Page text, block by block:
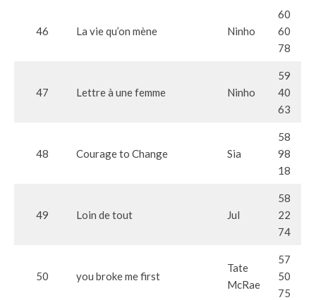
46 La vie qu’on mène Ninho
60
60
78
47 Lettre à une femme Ninho
59
40
63
48 Courage to Change Sia
58
98
18
49 Loin de tout Jul
58
22
74
50 you broke me first
Tate
McRae
57
50
75